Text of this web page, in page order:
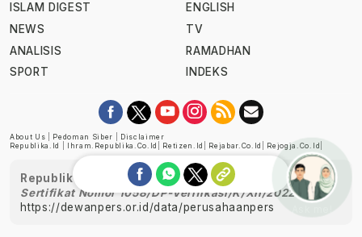
ISLAM DIGEST
NEWS
ANALISIS
SPORT
ENGLISH
TV
RAMADHAN
INDEKS
About Us Pedoman Siber
Disclaimer
Republika.id
Ihram.republika.co.id Retizen.id Rejabar.co.id Rejogja.co.id
Republika telah diverifikasi oleh Dewan Pers
Sertifikat Nomor 1058/DP-Verifikasi/K/XII/2022
https://dewanpers.or.id/data/perusahaanpers